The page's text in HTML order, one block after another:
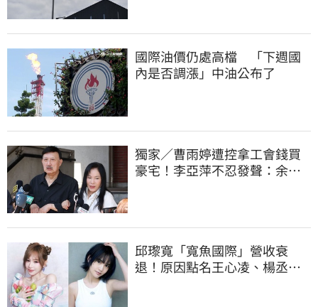
國際油價仍處高檔 「下週國
內是否調漲」中油公布了
獨家／曹雨婷遭控拿工會錢買
豪宅！李亞萍不忍發聲：余天
邱瓈寬「寬魚國際」營收衰
退！原因點名王心凌、楊丞琳